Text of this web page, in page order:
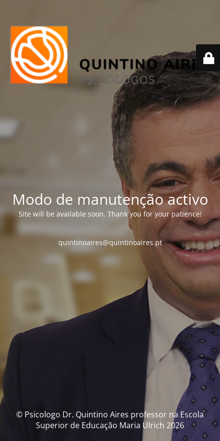
Modo de manutenção activo
Site will be available soon. Thank you for your patience!
quintinoaires@quintinoaires.pt
© Psicologo Dr. Quintino Aires professor na Escola
Superior de Educação Maria Ulrich 2026